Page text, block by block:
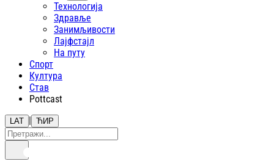
Технологија
Здравље
Занимљивости
Лајфстajл
На путу
Спорт
Култура
Став
Pottcast
LAT | ЋИР